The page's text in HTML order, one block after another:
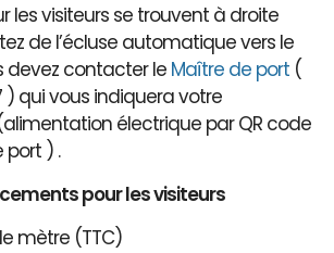
les visiteurs se trouvent à droite
de l’écluse automatique vers le
devez contacter le Maître de port (
) qui vous indiquera votre
électrique par QR code
port ) .
pour les visiteurs
mètre (TTC)